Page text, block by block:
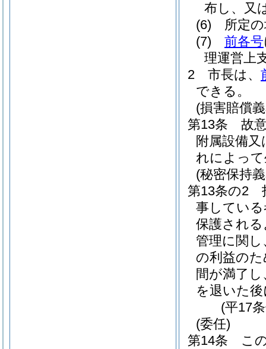
布し、又
(6)
所定
(7)
前各号
理運営上
2
市長は、
できる。
(損害賠償
第13条
故
附属設備
れによっ
(秘密保持
第13条の2
事している
保護され
管理に関
の利益の
間が満了
を退いた
(平17
(委任)
第14条
こ